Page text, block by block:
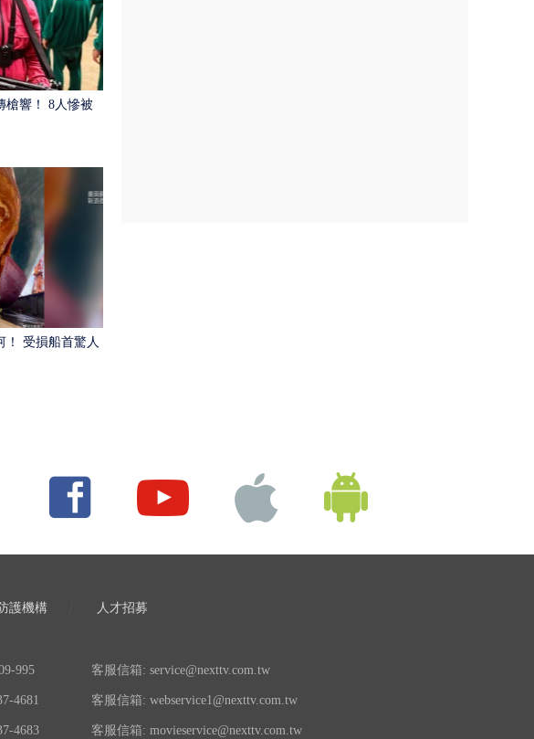
槍響！ 8人慘被
！ 受損船首驚人
護機構 人才招募
995 客服信箱: service@nexttv.com.tw
4681 客服信箱: webservice1@nexttv.com.tw
4683 客服信箱: movieservice@nexttv.com.tw